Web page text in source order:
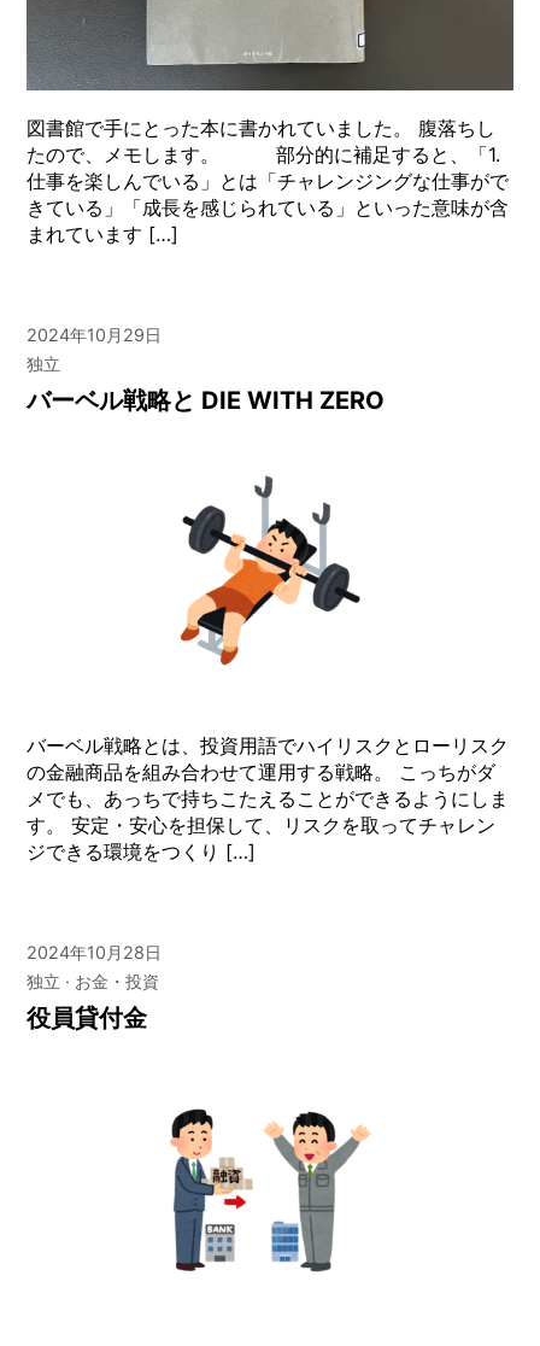
図書館で手にとった本に書かれていました。 腹落ちし
たので、メモします。 部分的に補足すると、「1.
仕事を楽しんでいる」とは「チャレンジングな仕事がで
きている」「成長を感じられている」といった意味が含
まれています […]
2024年10月29日
独立
バーベル戦略と DIE WITH ZERO
バーベル戦略とは、投資用語でハイリスクとローリスク
の金融商品を組み合わせて運用する戦略。 こっちがダ
メでも、あっちで持ちこたえることができるようにしま
す。 安定・安心を担保して、リスクを取ってチャレン
ジできる環境をつくり […]
2024年10月28日
独立
お金・投資
役員貸付金